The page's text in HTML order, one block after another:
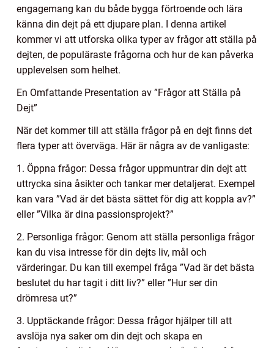
engagemang kan du både bygga förtroende och lära
känna din dejt på ett djupare plan. I denna artikel
kommer vi att utforska olika typer av frågor att ställa på
dejten, de populäraste frågorna och hur de kan påverka
upplevelsen som helhet.
En Omfattande Presentation av ”Frågor att Ställa på
Dejt”
När det kommer till att ställa frågor på en dejt finns det
flera typer att överväga. Här är några av de vanligaste:
1. Öppna frågor: Dessa frågor uppmuntrar din dejt att
uttrycka sina åsikter och tankar mer detaljerat. Exempel
kan vara ”Vad är det bästa sättet för dig att koppla av?”
eller ”Vilka är dina passionsprojekt?”
2. Personliga frågor: Genom att ställa personliga frågor
kan du visa intresse för din dejts liv, mål och
värderingar. Du kan till exempel fråga ”Vad är det bästa
beslutet du har tagit i ditt liv?” eller ”Hur ser din
drömresa ut?”
3. Upptäckande frågor: Dessa frågor hjälper till att
avslöja nya saker om din dejt och skapa en